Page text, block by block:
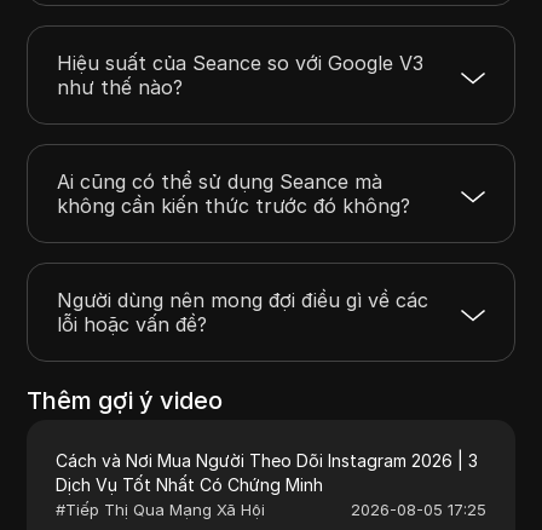
Hiệu suất của Seance so với Google V3
như thế nào?
Ai cũng có thể sử dụng Seance mà
không cần kiến thức trước đó không?
Người dùng nên mong đợi điều gì về các
lỗi hoặc vấn đề?
Thêm gợi ý video
Cách và Nơi Mua Người Theo Dõi Instagram 2026 | 3
Dịch Vụ Tốt Nhất Có Chứng Minh
#Tiếp Thị Qua Mạng Xã Hội 2026-08-05 17:25